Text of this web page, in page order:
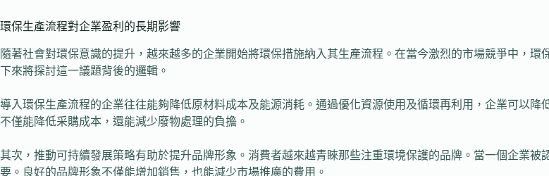
環保生產流程對企業盈利的長期影響
隨著社會對環保意識的提升，越來越多的企業開始將環保措施納入其生產流程。在當今激烈的市場競爭中，
下來將探討這一議題背後的邏輯。
導入環保生產流程的企業往往能夠降低原材料成本及能源消耗。通過優化資源使用及循環再利用，企業可以
不僅能降低采購成本，還能減少廢物處理的負擔。
其次，推動可持續發展策略有助於提升品牌形象。消費者越來越青睞那些注重環境保護的品牌。當一個企業
要。良好的品牌形象不僅能增加銷售，也能減少市場推廣的費用。